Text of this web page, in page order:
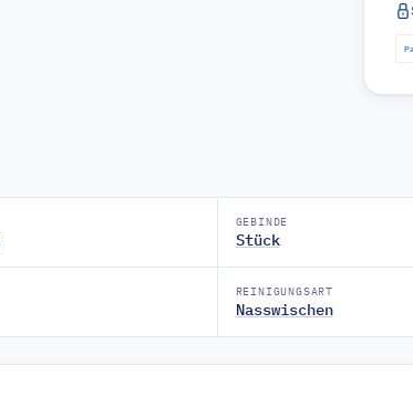
GEBINDE
Stück
REINIGUNGSART
Nasswischen